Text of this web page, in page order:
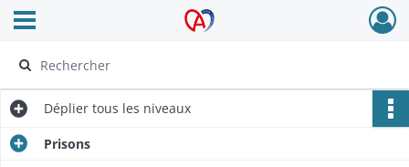
Archives Alsace - Colmar
Ouvrir le menu déroulant
Déplier tous les niveaux
Prisons